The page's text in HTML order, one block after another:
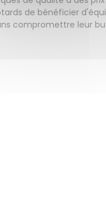
de bénéficier
compromettre leur